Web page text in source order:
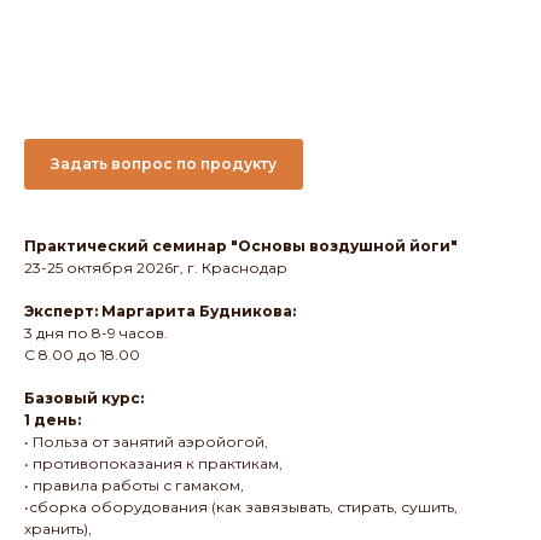
Задать вопрос по продукту
Практический семинар "Основы воздушной йоги"
23-25 октября 2026г, г. Краснодар
Эксперт: Маргарита Будникова:
3 дня по 8-9 часов.
С 8.00 до 18.00
Базовый курс:
1 день:
• Польза от занятий аэройогой,
• противопоказания к практикам,
• правила работы с гамаком,
•сборка оборудования (как завязывать, стирать, сушить,
хранить),